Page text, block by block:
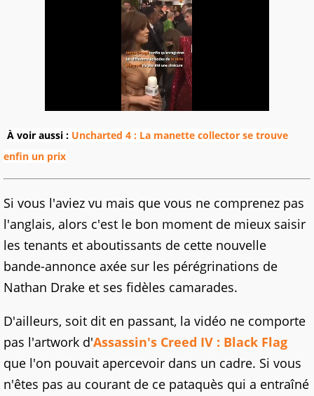
À voir aussi : Uncharted 4 : La manette collector se trouve
enfin un prix
Si vous l'aviez vu mais que vous ne comprenez pas
l'anglais, alors c'est le bon moment de mieux saisir
les tenants et aboutissants de cette nouvelle
bande-annonce axée sur les pérégrinations de
Nathan Drake et ses fidèles camarades.
D'ailleurs, soit dit en passant, la vidéo ne comporte
pas l'artwork d'Assassin's Creed IV : Black Flag
que l'on pouvait apercevoir dans un cadre. Si vous
n'êtes pas au courant de ce pataquès qui a entraîné